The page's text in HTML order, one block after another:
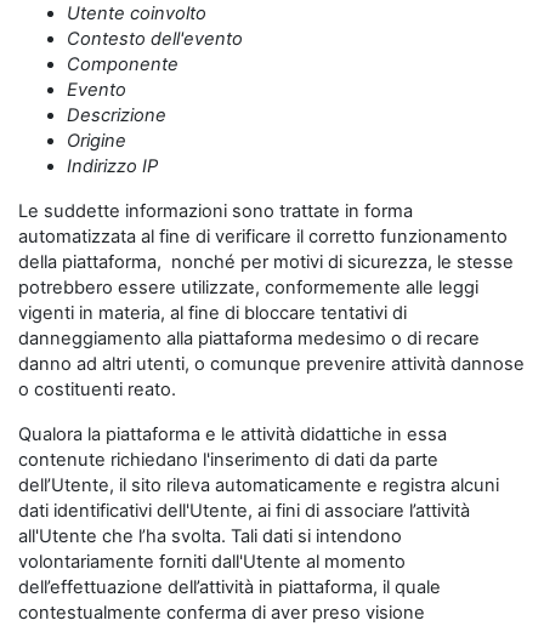
Utente coinvolto
Contesto dell'evento
Componente
Evento
Descrizione
Origine
Indirizzo IP
Le suddette informazioni sono trattate in forma
automatizzata al fine di verificare il corretto funzionamento
della piattaforma, nonché per motivi di sicurezza, le stesse
potrebbero essere utilizzate, conformemente alle leggi
vigenti in materia, al fine di bloccare tentativi di
danneggiamento alla piattaforma medesimo o di recare
danno ad altri utenti, o comunque prevenire attività dannose
o costituenti reato.
Qualora la piattaforma e le attività didattiche in essa
contenute richiedano l'inserimento di dati da parte
dell’Utente, il sito rileva automaticamente e registra alcuni
dati identificativi dell'Utente, ai fini di associare l’attività
all'Utente che l’ha svolta. Tali dati si intendono
volontariamente forniti dall'Utente al momento
dell’effettuazione dell’attività in piattaforma, il quale
contestualmente conferma di aver preso visione